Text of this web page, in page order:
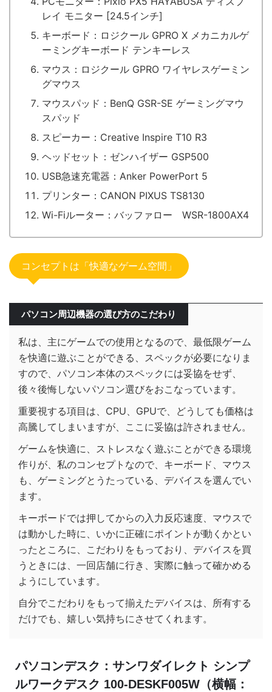
レイ モニター [24.5インチ]
キーボード：ロジクール GPRO X メカニカルゲ
ーミングキーボード テンキーレス
マウス：ロジクール GPRO ワイヤレスゲーミン
グマウス
マウスパッド：BenQ GSR-SE ゲーミングマウ
スパッド
スピーカー：Creative Inspire T10 R3
ヘッドセット：ゼンハイザー GSP500
USB急速充電器：Anker PowerPort 5
プリンター：CANON PIXUS TS8130
Wi-Fiルーター：バッファロー WSR-1800AX4
コンセプトは「快適なゲーム空間」
パソコン周辺機器の選び方のこだわり
私は、主にゲームでの使用となるので、最低限ゲーム
を快適に遊ぶことができる、スペックが必要になりま
すので、パソコン本体のスペックには妥協をせず、
後々後悔しないパソコン選びをおこなっています。
重要視する項目は、CPU、GPUで、どうしても価格は
高騰してしまいますが、ここに妥協は許されません。
ゲームを快適に、ストレスなく遊ぶことができる環境
作りが、私のコンセプトなので、キーボード、マウス
も、ゲーミングとうたっている、デバイスを選んでい
ます。
キーボードでは押してからの入力反応速度、マウスで
は動かした時に、いかに正確にポイントが動くかとい
ったところに、こだわりをもっており、デバイスを買
うときには、一回店舗に行き、実際に触って確かめる
ようにしています。
自分でこだわりをもって揃えたデバイスは、所有する
だけでも、嬉しい気持ちにさせてくれます。
パソコンデスク：サンワダイレクト シンプ
ルワークデスク 100-DESKF005W（横幅：